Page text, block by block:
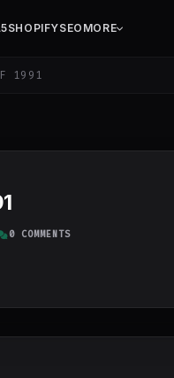
SHOPIFYSEO MORE
1991
0 COMMENTS